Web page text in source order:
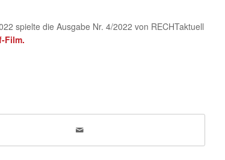
spielte die Ausgabe Nr. 4/2022 von RECHTaktuell
Film.